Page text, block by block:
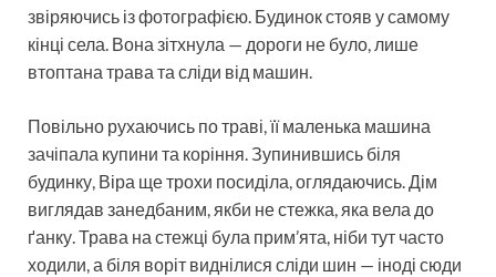
звіряючись із фотографією. Будинок стояв у самому
кінці села. Вона зітхнула — дороги не було, лише
втоптана трава та сліди від машин.
Повільно рухаючись по траві, її маленька машина
зачіпала купини та коріння. Зупинившись біля
будинку, Віра ще трохи посиділа, оглядаючись. Дім
виглядав занедбаним, якби не стежка, яка вела до
ґанку. Трава на стежці була прим’ята, ніби тут часто
ходили, а біля воріт виднілися сліди шин — іноді сюди